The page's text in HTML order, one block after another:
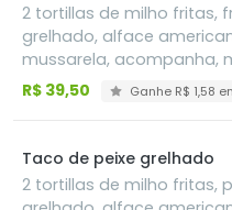
2 tortillas de milho fritas,
grelhado, alface
mussarela, acompanha,
cenoura ralada, pico de
R$ 39,50 Ganhe R$ 1,58
Taco de peixe grelhado
2 tortillas de milho fritas,